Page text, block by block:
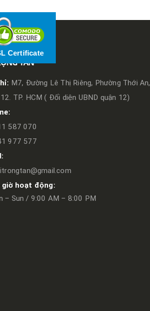
Certificate
TẤN
M7, Đường Lê Thị Riêng, Phường Thới An,
TP. HCM ( Đối diện UBND quận 12)
587 070
977 577
giờ hoạt động:
– Sun / 9:00 AM – 8:00 PM